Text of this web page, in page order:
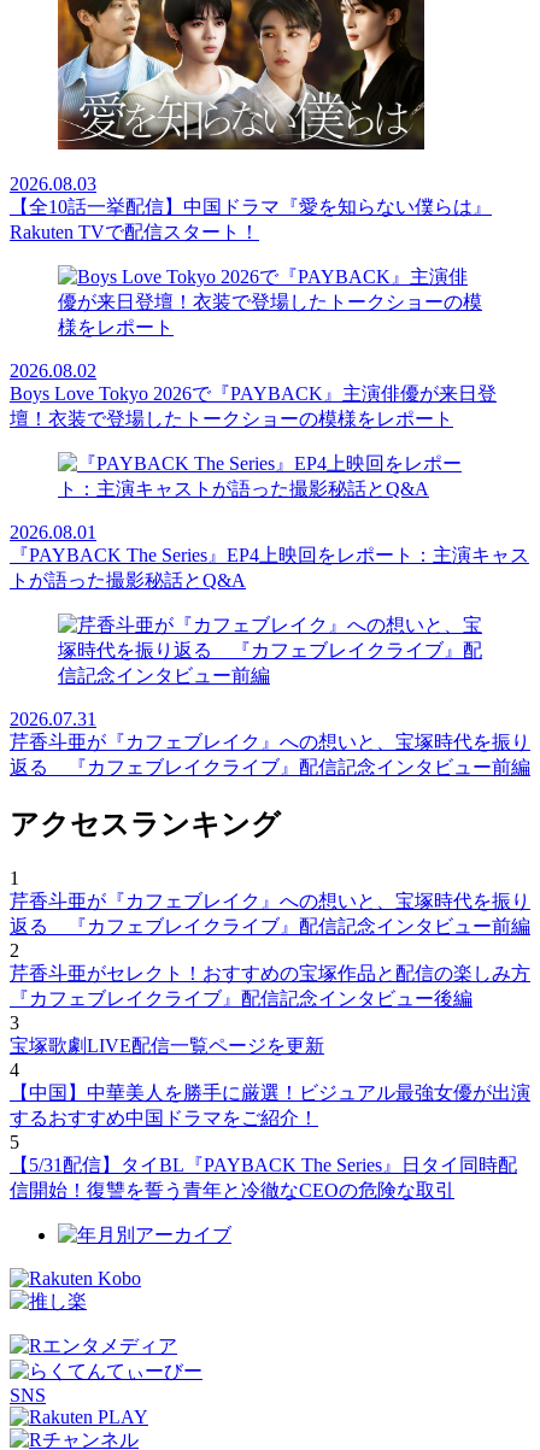
2026.08.03
【全10話一挙配信】中国ドラマ『愛を知らない僕らは』
Rakuten TVで配信スタート！
2026.08.02
Boys Love Tokyo 2026で『PAYBACK』主演俳優が来日登
壇！衣装で登場したトークショーの模様をレポート
2026.08.01
『PAYBACK The Series』EP4上映回をレポート：主演キャス
トが語った撮影秘話とQ&A
2026.07.31
芹香斗亜が『カフェブレイク』への想いと、宝塚時代を振り
返る 『カフェブレイクライブ』配信記念インタビュー前編
アクセスランキング
1
芹香斗亜が『カフェブレイク』への想いと、宝塚時代を振り
返る 『カフェブレイクライブ』配信記念インタビュー前編
2
芹香斗亜がセレクト！おすすめの宝塚作品と配信の楽しみ方
『カフェブレイクライブ』配信記念インタビュー後編
3
宝塚歌劇LIVE配信一覧ページを更新
4
【中国】中華美人を勝手に厳選！ビジュアル最強女優が出演
するおすすめ中国ドラマをご紹介！
5
【5/31配信】タイBL『PAYBACK The Series』日タイ同時配
信開始！復讐を誓う青年と冷徹なCEOの危険な取引
SNS